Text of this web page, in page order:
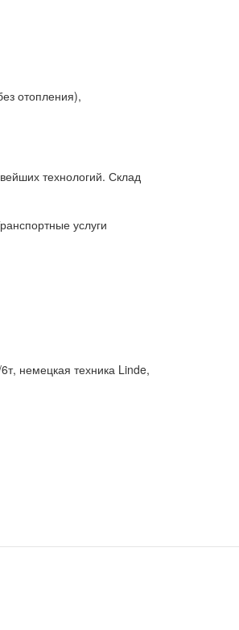
отопления),
технологий. Склад
услуги
немецкая техника Linde,